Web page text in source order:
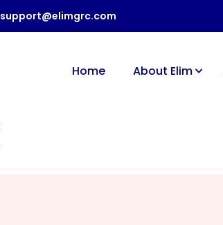
support@elimgrc.com
Home About Elim